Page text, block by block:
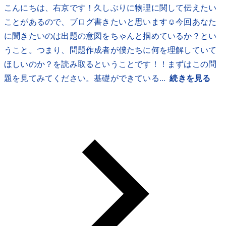
こんにちは、右京です！久しぶりに物理に関して伝えたい
ことがあるので、ブログ書きたいと思います☺️今回あなた
に聞きたいのは出題の意図をちゃんと掴めているか？とい
うこと。つまり、問題作成者が僕たちに何を理解していて
ほしいのか？を読み取るということです！！まずはこの問
題を見てみてください。基礎ができている... 続きを見る